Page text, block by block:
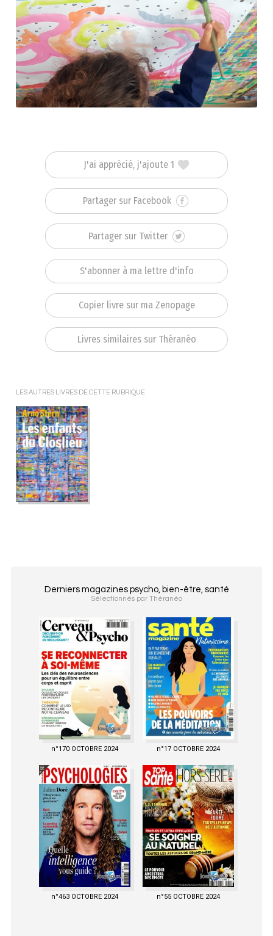
J'ai apprécié, j'ajoute 1
Partager sur Facebook
Partager sur Twitter
S'abonner à ma lettre d'info
Copier livre sur ma Zenopage
Livres similaires sur Théranéo
LES AUTRES LIVRES DE CETTE RUBRIQUE
Derniers magazines psycho, bien-être, santé
Sélectionnés par Théranéo
n°170 OCTOBRE 2024 n°17 OCTOBRE 2024
n°463 OCTOBRE 2024 n°55 OCTOBRE 2024